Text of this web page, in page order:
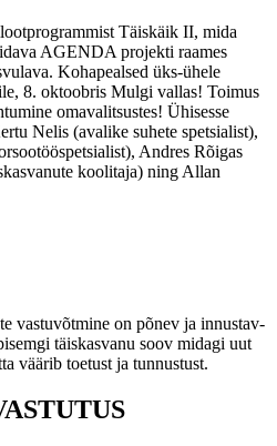
Täiskäik II, mida
AGENDA projekti raames
Kohapealsed üks-ühele
8. oktoobris Mulgi vallas! Toimus
omavalitsustes! Ühisesse
Nelis (avalike suhete spetsialist),
Andres Rõigas
koolitaja) ning Allan
vastuvõtmine on põnev ja innustav-
täiskasvanu soov midagi uut
väärib toetust ja tunnustust.